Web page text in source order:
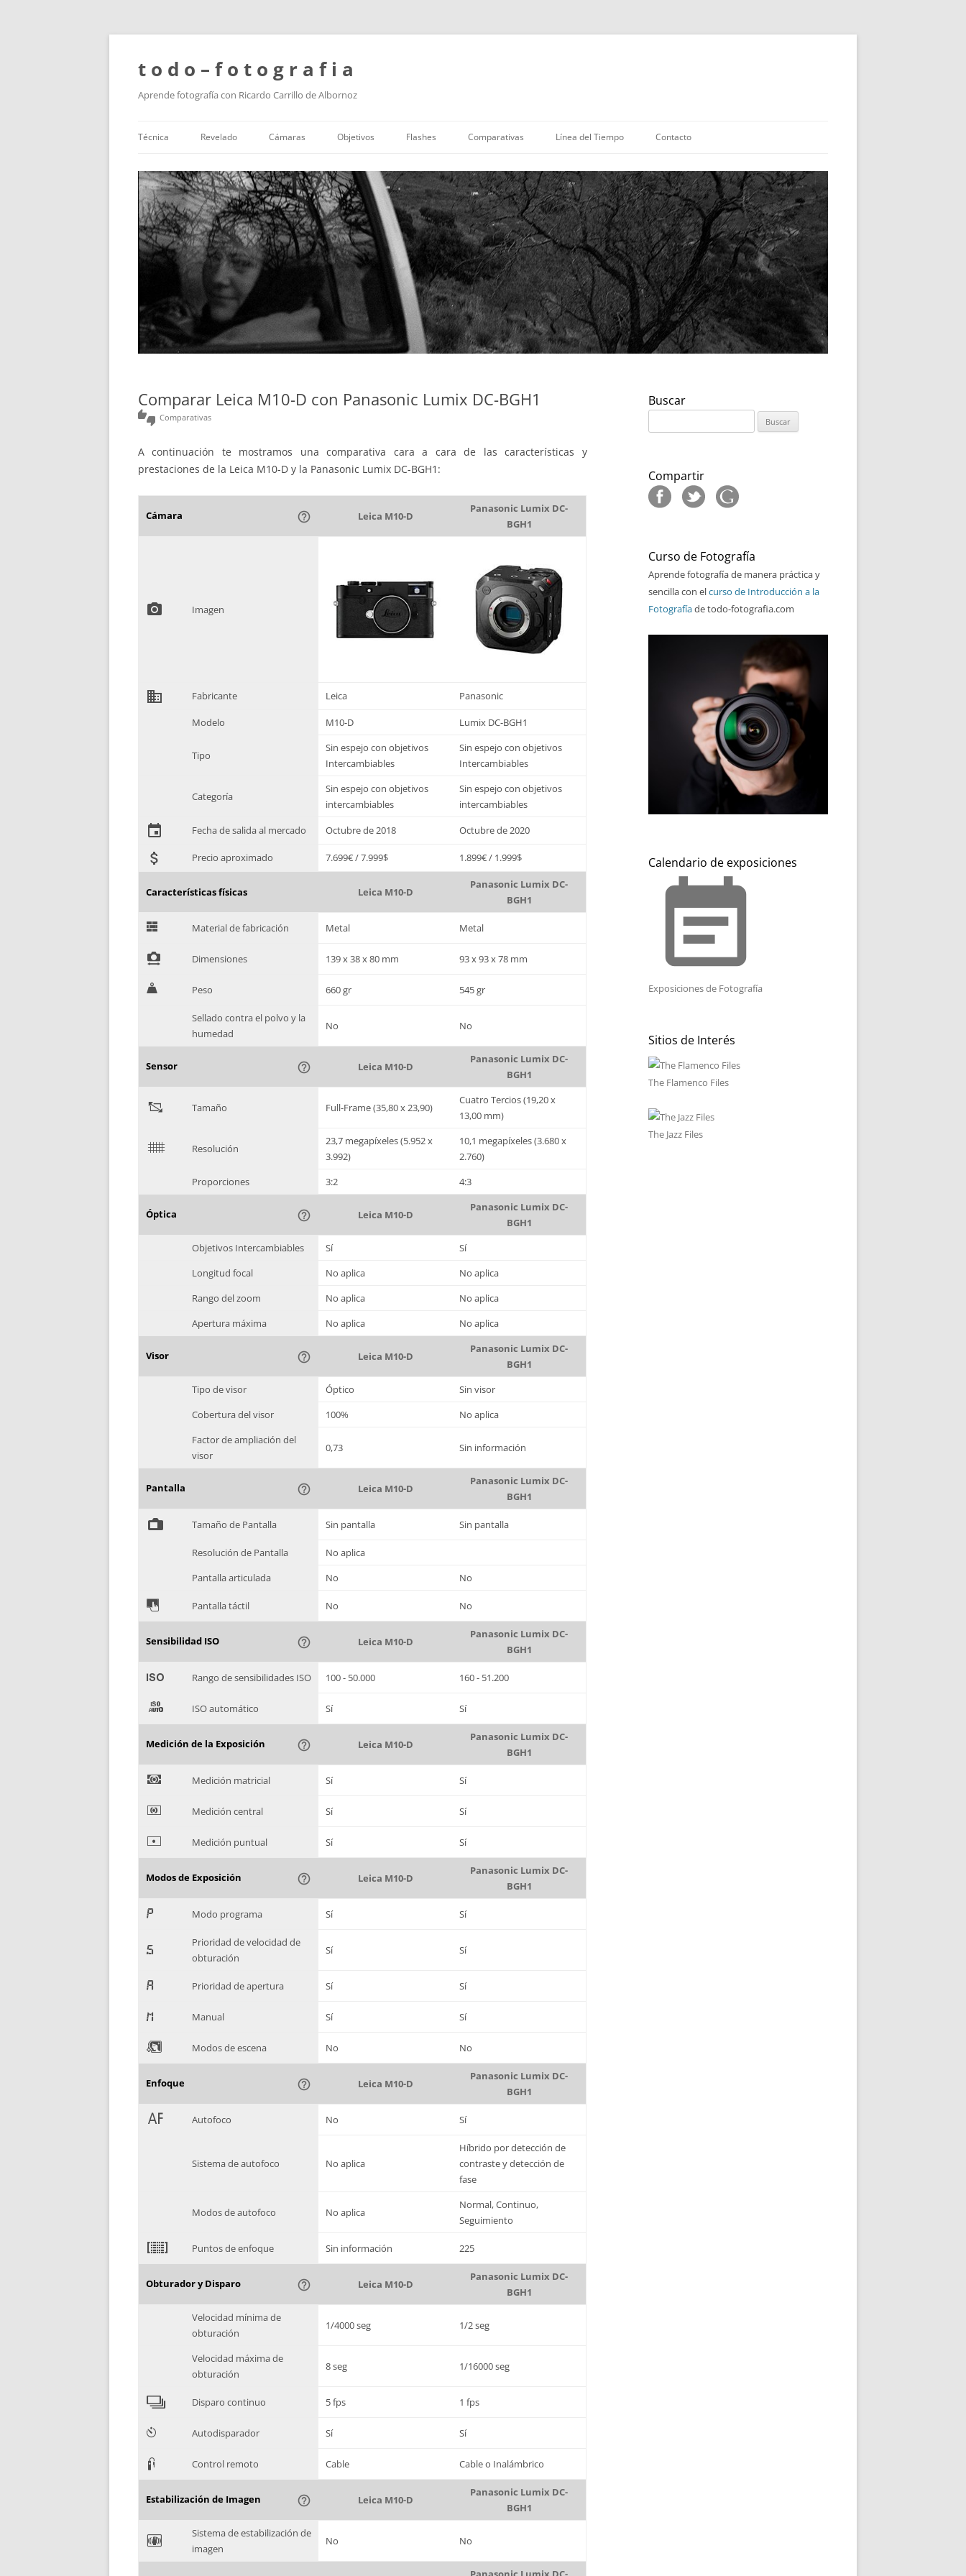
t o d o – f o t o g r a f i a
Aprende fotografía con Ricardo Carrillo de Albornoz
al
contenido
Técnica Revelado Cámaras Objetivos Flashes Comparativas Línea del Tiempo Contacto
Comparar Leica M10-D con Panasonic Lumix DC-BGH1
thumbs_up_down Comparativas
A continuación te mostramos una comparativa cara a cara de las características y
prestaciones de la Leica M10-D y la Panasonic Lumix DC-BGH1:
Cámara help_outline Leica M10-D
Panasonic Lumix DC-
BGH1
photo_camera Imagen
domain Fabricante Leica Panasonic
Modelo M10-D Lumix DC-BGH1
Tipo
Sin espejo con objetivos
Intercambiables
Sin espejo con objetivos
Intercambiables
Categoría
Sin espejo con objetivos
intercambiables
Sin espejo con objetivos
intercambiables
event Fecha de salida al mercado Octubre de 2018 Octubre de 2020
attach_money Precio aproximado 7.699€ / 7.999$ 1.899€ / 1.999$
Características físicas Leica M10-D
Panasonic Lumix DC-
BGH1
G Material de fabricación Metal Metal
! Dimensiones 139 x 38 x 80 mm 93 x 93 x 78 mm
H Peso 660 gr 545 gr
Sellado contra el polvo y la
humedad
No No
Sensor help_outline Leica M10-D
Panasonic Lumix DC-
BGH1
" Tamaño Full-Frame (35,80 x 23,90)
Cuatro Tercios (19,20 x
13,00 mm)
$ Resolución
23,7 megapíxeles (5.952 x
3.992)
10,1 megapíxeles (3.680 x
2.760)
Proporciones
3:2 4:3
Óptica help_outline Leica M10-D
Panasonic Lumix DC-
BGH1
Objetivos Intercambiables
Sí
Sí
Longitud focal
No aplica
No aplica
Rango del zoom
No aplica
No aplica
Apertura máxima
No aplica No aplica
Visor help_outline Leica M10-D
Panasonic Lumix DC-
BGH1
Tipo de visor
Óptico
Sin visor
Cobertura del visor
100%
No aplica
Factor de ampliación del
visor
0,73 Sin información
Pantalla help_outline Leica M10-D
Panasonic Lumix DC-
BGH1
% Tamaño de Pantalla Sin pantalla Sin pantalla
Resolución de Pantalla
No aplica
Pantalla articulada
No No
& Pantalla táctil No No
Sensibilidad ISO help_outline Leica M10-D
Panasonic Lumix DC-
BGH1
' Rango de sensibilidades ISO 100 - 50.000 160 - 51.200
( ISO automático Sí Sí
Medición de la Exposición help_outline Leica M10-D
Panasonic Lumix DC-
BGH1
) Medición matricial Sí Sí
* Medición central Sí Sí
+ Medición puntual Sí Sí
Modos de Exposición help_outline Leica M10-D
Panasonic Lumix DC-
BGH1
, Modo programa Sí Sí
-
Prioridad de velocidad de
obturación
Sí Sí
. Prioridad de apertura Sí Sí
/ Manual Sí Sí
0 Modos de escena No No
Enfoque help_outline Leica M10-D
Panasonic Lumix DC-
BGH1
1 Autofoco No Sí
Sistema de autofoco No aplica
Híbrido por detección de
contraste y detección de
fase
Modos de autofoco No aplica
Normal, Continuo,
Seguimiento
2 Puntos de enfoque Sin información 225
Obturador y Disparo help_outline Leica M10-D
Panasonic Lumix DC-
BGH1
Velocidad mínima de
obturación
1/4000 seg 1/2 seg
Velocidad máxima de
obturación
8 seg 1/16000 seg
4 Disparo continuo 5 fps 1 fps
6 Autodisparador Sí Sí
3 Control remoto Cable Cable o Inalámbrico
Estabilización de Imagen help_outline Leica M10-D
Panasonic Lumix DC-
BGH1
F
Sistema de estabilización de
imagen
No No
Buscar
Compartir
Curso de Fotografía
Aprende fotografía de manera práctica y
sencilla con elcurso de Introducción a la
Fotografíade todo-fotografia.com
Calendario de exposiciones
event_note
Exposiciones de Fotografía
Sitios de Interés
The Flamenco Files
The Jazz Files